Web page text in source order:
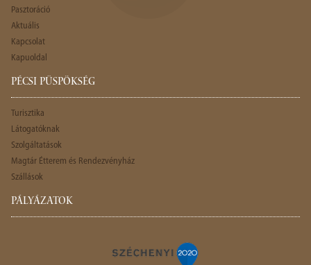
Pasztoráció
Aktuális
Kapcsolat
Kapuoldal
PÉCSI PÜSPÖKSÉG
Turisztika
Látogatóknak
Szolgáltatások
Magtár Étterem és Rendezvényház
Szállások
PÁLYÁZATOK